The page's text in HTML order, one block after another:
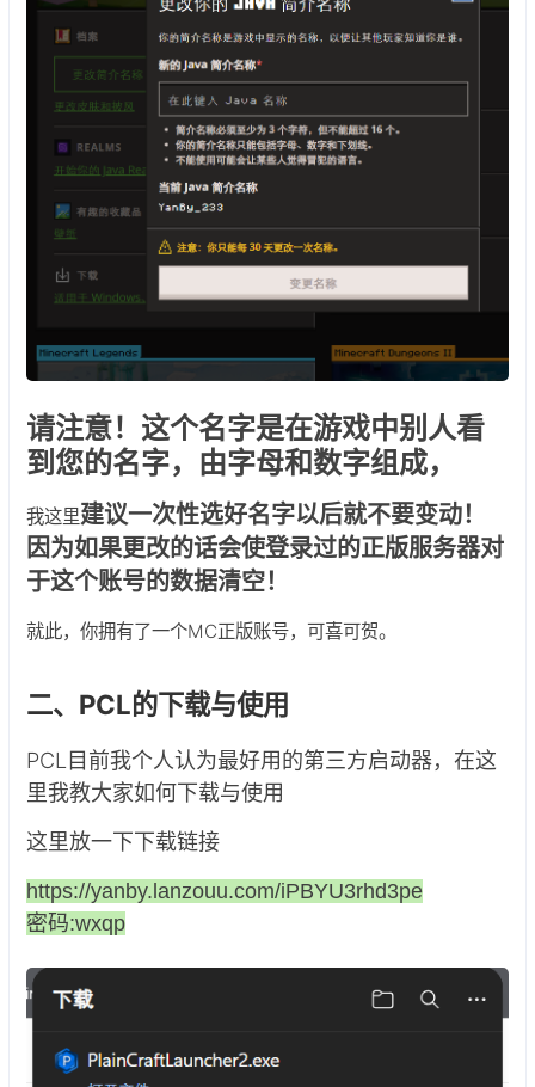
请注意！这个名字是在游戏中别人看
到您的名字，由字母和数字组成，
我这里建议一次性选好名字以后就不要变动！
因为如果更改的话会使登录过的正版服务器对
于这个账号的数据清空！
就此，你拥有了一个MC正版账号，可喜可贺。
二、PCL的下载与使用
PCL目前我个人认为最好用的第三方启动器，在这
里我教大家如何下载与使用
这里放一下下载链接
https://yanby.lanzouu.com/iPBYU3rhd3pe
密码:wxqp